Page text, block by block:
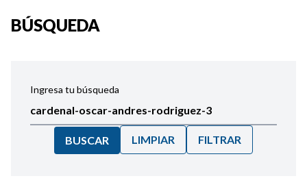
BÚSQUEDA
Ingresa tu búsqueda
BUSCAR LIMPIAR FILTRAR